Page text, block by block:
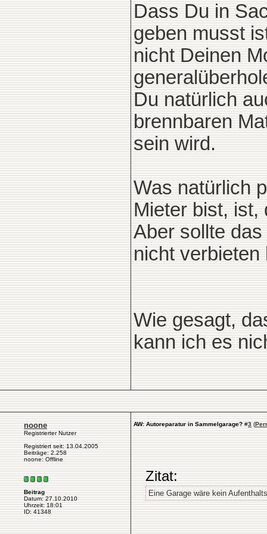
Dass Du in
geben musst
nicht Deinen
Du natürlich
brennbaren
sein wird.
Was natürlich
Mieter bist, ist,
Aber sollte
nicht verbieten
Wie gesagt,
kann ich es
noone
Registrierter Nutzer
Registriert seit: 13.04.2005
Beiträge: 2.258
noone: Offline
Beitrag
Datum: 27.10.2010
Uhrzeit: 18:01
ID: 41348
AW: Autoreparatur in Sammelgarage? #3 (
Zitat:
Eine Garage wäre kein